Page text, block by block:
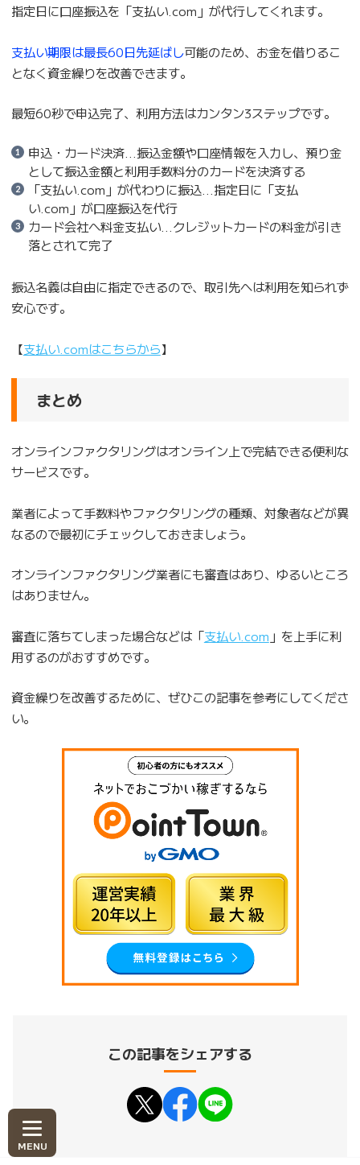
指定日に口座振込を「支払い.com」が代行してくれます。
支払い期限は最長60日先延ばし可能のため、お金を借りるこ
となく資金繰りを改善できます。
最短60秒で申込完了、利用方法はカンタン3ステップです。
申込・カード決済…振込金額や口座情報を入力し、預り金
として振込金額と利用手数料分のカードを決済する
「支払い.com」が代わりに振込…指定日に「支払
い.com」が口座振込を代行
カード会社へ料金支払い…クレジットカードの料金が引き
落とされて完了
振込名義は自由に指定できるので、取引先へは利用を知られず
安心です。
【支払い.comはこちらから】
まとめ
オンラインファクタリングはオンライン上で完結できる便利な
サービスです。
業者によって手数料やファクタリングの種類、対象者などが異
なるので最初にチェックしておきましょう。
オンラインファクタリング業者にも審査はあり、ゆるいところ
はありません。
審査に落ちてしまった場合などは「支払い.com 」を上手に利
用するのがおすすめです。
資金繰りを改善するために、ぜひこの記事を参考にしてくださ
い。
この記事をシェアする